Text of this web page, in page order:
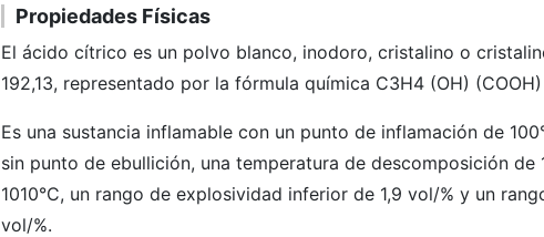
Propiedades Físicas
El ácido cítrico es un polvo blanco, inodoro, cristalino o
192,13, representado por la fórmula química C3H4 (OH)
Es una sustancia inflamable con un punto de inflamación de
sin punto de ebullición, una temperatura de descomposición de
1010°C, un rango de explosividad inferior de 1,9 vol/% y un
vol/%.